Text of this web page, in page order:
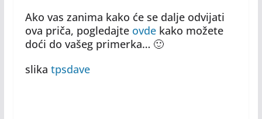
Ako vas zanima kako će se dalje odvijati
ova priča, pogledajte ovdekako možete
doći do vašeg primerka… 🙂
slika tpsdave